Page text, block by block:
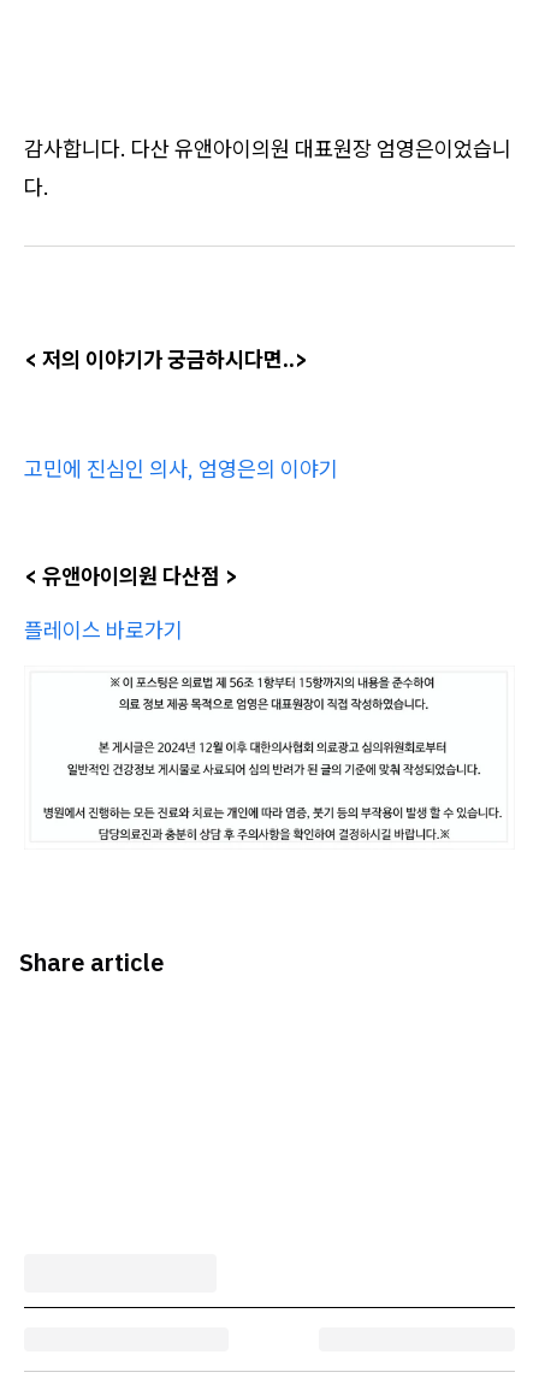
감사합니다. 다산 유앤아이의원 대표원장 엄영은이었습니
다.
< 저의 이야기가 궁금하시다면..>
고민에 진심인 의사, 엄영은의 이야기
< 유앤아이의원 다산점 >
플레이스 바로가기
Share article